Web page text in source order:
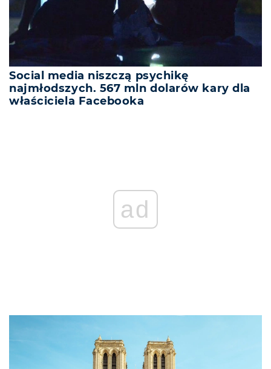
Social media niszczą psychikę
najmłodszych. 567 mln dolarów kary dla
właściciela Facebooka
ad